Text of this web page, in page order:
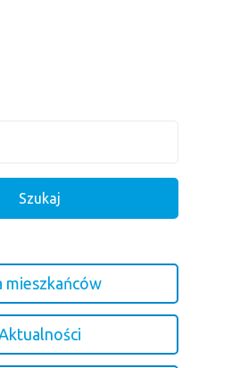
mieszkańców
Aktualności